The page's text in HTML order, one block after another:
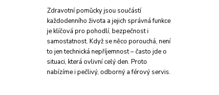
Zdravotní pomůcky jsou součástí
každodenního života a jejich správná funkce
je klíčová pro pohodlí, bezpečnost i
samostatnost. Když se něco porouchá, není
to jen technická nepříjemnost – často jde o
situaci, která ovlivní celý den. Proto
nabízíme i pečlivý, odborný a férový servis.